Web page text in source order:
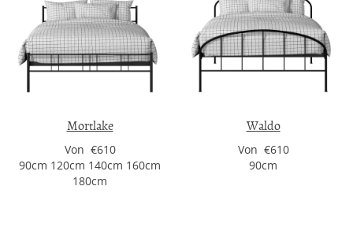
Mortlake
Von €610
90cm 120cm 140cm 160cm
180cm
Waldo
Von €610
90cm